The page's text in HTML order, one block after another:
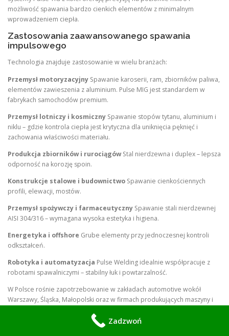
możliwość spawania bardzo cienkich elementów z minimalnym
wprowadzeniem ciepła.
Zastosowania zaawansowanego spawania
impulsowego
Technologia znajduje zastosowanie w wielu branżach:
Przemysł motoryzacyjny Spawanie karoserii, ram, zbiorników paliwa,
elementów zawieszenia z aluminium. Pulse MIG jest standardem w
fabrykach samochodów premium.
Przemysł lotniczy i kosmiczny Spawanie stopów tytanu, aluminium i
niklu – gdzie kontrola ciepła jest krytyczna dla uniknięcia pęknięć i
zachowania właściwości materiału.
Produkcja zbiorników i rurociągówStal nierdzewna i duplex – lepsza
odporność na korozję spoin.
Konstrukcje stalowe i budownictwo Spawanie cienkościennych
profili, elewacji, mostów.
Przemysł spożywczy i farmaceutyczny Spawanie stali nierdzewnej
AISI 304/316 – wymagana wysoka estetyka i higiena.
Energetyka i offshore Grube elementy przy jednoczesnej kontroli
odkształceń.
Robotyka i automatyzacja Pulse Welding idealnie współpracuje z
robotami spawalniczymi – stabilny łuk i powtarzalność.
W Polsce rośnie zapotrzebowanie w zakładach automotive wokół
Warszawy, Śląska, Małopolski oraz w firmach produkujących maszyny i
Parametry i ustawienia w praktyce
Zadzwoń